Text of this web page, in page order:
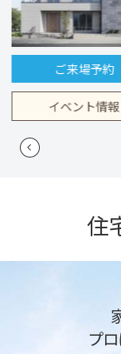
ご来場予約
イベント情報
住
プ